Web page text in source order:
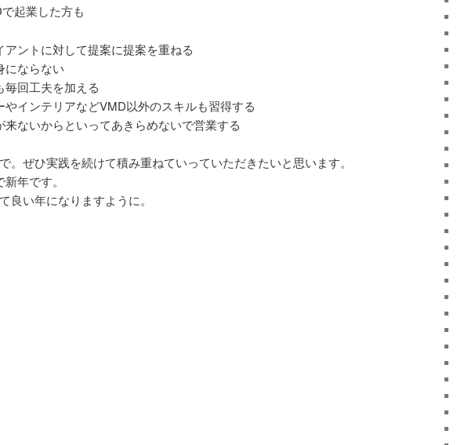
起業した方も
アントに対して提案に提案を重ねる
にならない
毎回工夫を加える
やインテリアなどVMD以外のスキルも習得する
来ないからといってあきらめないで営業する
。ぜひ実践を続けて積み重ねていっていただきたいと思います。
年です。
良い年になりますように。